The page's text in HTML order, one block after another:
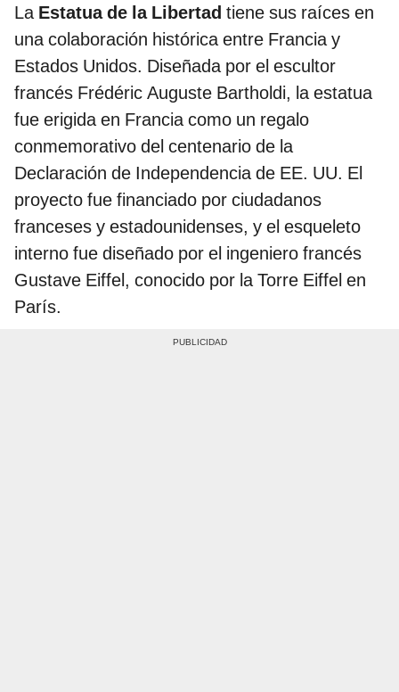
La Estatua de la Libertad tiene sus raíces en
una colaboración histórica entre Francia y
Estados Unidos. Diseñada por el escultor
francés Frédéric Auguste Bartholdi, la estatua
fue erigida en Francia como un regalo
conmemorativo del centenario de la
Declaración de Independencia de EE. UU. El
proyecto fue financiado por ciudadanos
franceses y estadounidenses, y el esqueleto
interno fue diseñado por el ingeniero francés
Gustave Eiffel, conocido por la Torre Eiffel en
París.